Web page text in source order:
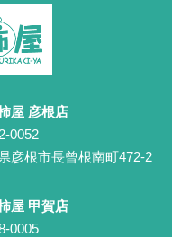
屋 彦根店
0052
彦根市長曾根南町472-2
屋 甲賀店
0005